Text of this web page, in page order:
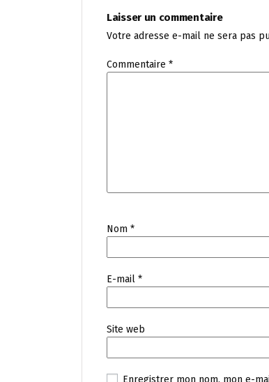
Laisser un commentaire
Votre adresse e-mail ne sera pas
Commentaire *
Nom *
E-mail *
Site web
Enregistrer mon nom, mon e-